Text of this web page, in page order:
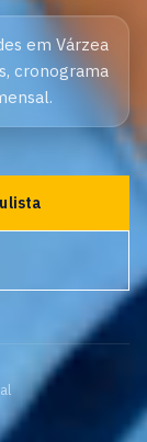
em Várzea
cronograma